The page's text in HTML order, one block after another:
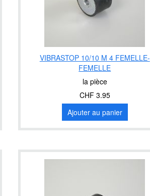
VIBRASTOP 10/10 M 4 FEMELLE-
FEMELLE
la pièce
CHF 3.95
Ajouter au panier